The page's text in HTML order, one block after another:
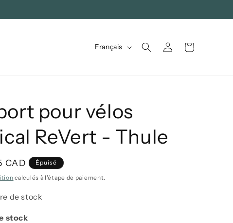
L
u
e
Français ConnexionPanier
pour vélos
ReVert - Thule
CAD Épuisé
calculés à l'étape de paiement.
de stock
stock